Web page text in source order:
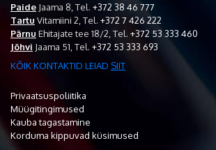
Paide Jaama 8, Tel. +372 38 46 777
Tartu Vitamiini 2, Tel. +372 7 426 222
Pärnu Ehitajate tee 18/2, Tel. +372 53 333 460
Jõhvi Jaama 51, Tel. +372 53 333 693
KÕIK KONTAKTID LEIAD SIIT
Privaatsuspoliitika
Müügitingimused
Kauba tagastamine
Korduma kippuvad küsimused